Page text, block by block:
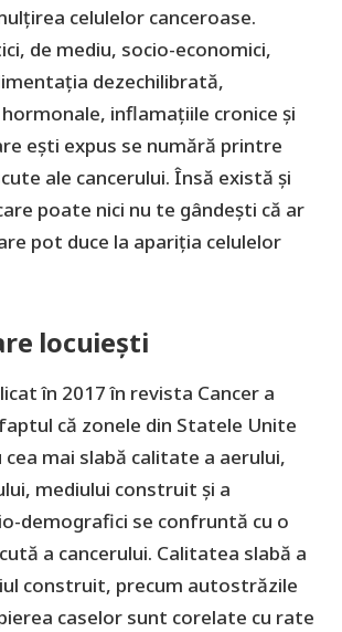
celulelor canceroase.
de mediu, socio-economici,
dezechilibrată,
inflamațiile cronice și
ești expus se numără printre
ale cancerului. Însă există și
poate nici nu te gândești că ar
pot duce la apariția celulelor
locuiești
în 2017 în revista Cancer a
că zonele din Statele Unite
cea mai slabă calitate a aerului,
mediului construit și a
demografici se confruntă cu o
a cancerului. Calitatea slabă a
construit, precum autostrăzile
caselor sunt corelate cu rate